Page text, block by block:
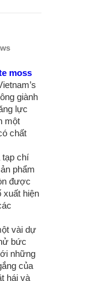
moss
giành
lực
một
chất
tạp chí
phẩm
được
xuất hiện
vài dự
bức
những
của
hái và